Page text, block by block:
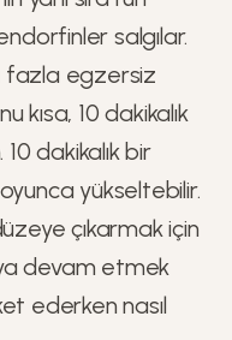
salgılar.
fazla egzersiz
kısa, 10 dakikalık
dakikalık bir
yükseltebilir.
çıkarmak için
devam etmek
ederken nasıl